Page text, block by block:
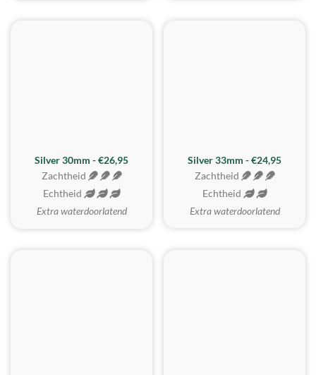
Silver 30mm - €26,95
Zachtheid
Echtheid
Extra waterdoorlatend
Silver 33mm - €24,95
Zachtheid
Echtheid
Extra waterdoorlatend